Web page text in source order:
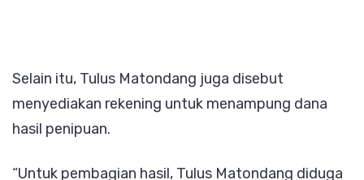
Selain itu, Tulus Matondang juga disebut
menyediakan rekening untuk menampung dana
hasil penipuan.
“Untuk pembagian hasil, Tulus Matondang diduga